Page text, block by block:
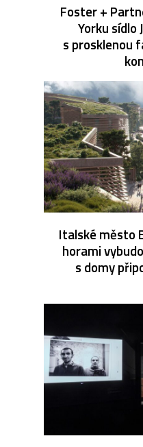
Foster +
Yorku sídlo
s prosklenou
Italské město
horami
s domy